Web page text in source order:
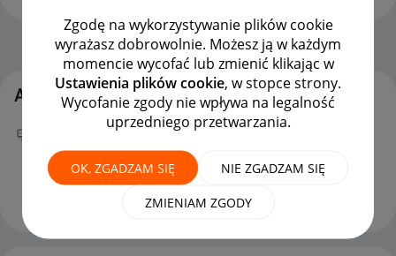
Zgodę na wykorzystywanie plików cookie
wyrażasz dobrowolnie. Możesz ją w każdym
momencie wycofać lub zmienić klikając w
Ustawienia plików cookie, w stopce strony.
Wycofanie zgody nie wpływa na legalność
uprzedniego przetwarzania.
OK, ZGADZAM SIĘ NIE ZGADZAM SIĘ
ZMIENIAM ZGODY
Strona Główna OPCJE
Aktywność specDrift
Twój nowy wpis
Sprzedałem przedmiot, kupujący
zapłacił (dostałem maila), a środków niema,
dlaczego?na forum Początkujący sprzedawcy
można już podziwiać :)‎06-07-2022